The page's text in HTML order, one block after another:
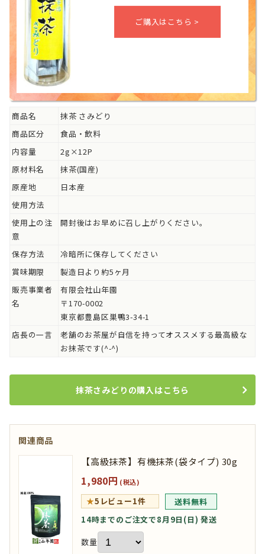
商品名
抹茶 さみどり
商品区分
食品・飲料
内容量
2g×12P
原材料名
抹茶(国産)
原産地
日本産
使用方法
使用上の注
意
開封後はお早めに召し上がりください。
保存方法
冷暗所に保存してください
賞味期限
製造日より約5ヶ月
販売事業者
名
有限会社山年園
〒170-0002
東京都豊島区巣鴨3-34-1
店長の一言
老舗のお茶屋が自信を持ってオススメする最高級な
お抹茶です(^-^)
抹茶さみどりの購入はこちら
関連商品
【高級抹茶】有機抹茶(袋タイプ) 30g
1,980円 (税込)
★5 レビュー1件
送料無料
14時までのご注文で8月9日(日) 発送
数量